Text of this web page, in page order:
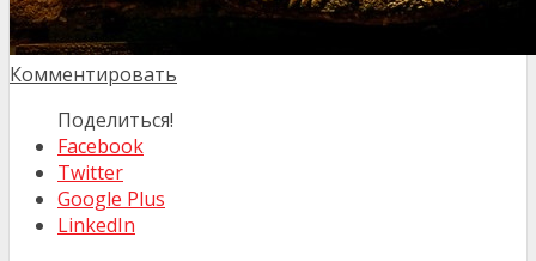
Комментировать
Поделиться!
Facebook
Twitter
Google Plus
LinkedIn